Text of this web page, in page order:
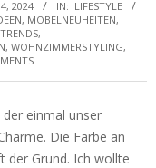
2024 IN: LIFESTYLE
, MÖBELNEUHEITEN,
,
, WOHNZIMMERSTYLING,
einmal unser
Die Farbe an
der Grund. Ich wollte